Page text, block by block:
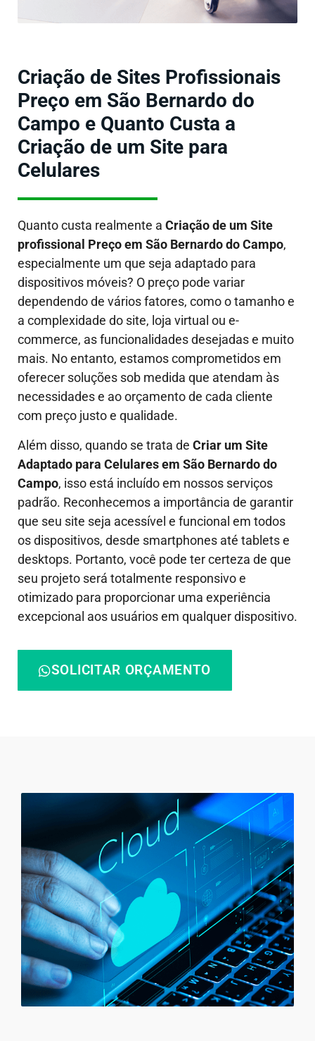
Criação de Sites Profissionais
Preço em São Bernardo do
Campo e Quanto Custa a
Criação de um Site para
Celulares
Quanto custa realmente a Criação de um Site
profissional Preço em São Bernardo do Campo,
especialmente um que seja adaptado para
dispositivos móveis? O preço pode variar
dependendo de vários fatores, como o tamanho e
a complexidade do site, loja virtual ou e-
commerce, as funcionalidades desejadas e muito
mais. No entanto, estamos comprometidos em
oferecer soluções sob medida que atendam às
necessidades e ao orçamento de cada cliente
com preço justo e qualidade.
Além disso, quando se trata de Criar um Site
Adaptado para Celulares em São Bernardo do
Campo, isso está incluído em nossos serviços
padrão. Reconhecemos a importância de garantir
que seu site seja acessível e funcional em todos
os dispositivos, desde smartphones até tablets e
desktops. Portanto, você pode ter certeza de que
seu projeto será totalmente responsivo e
otimizado para proporcionar uma experiência
excepcional aos usuários em qualquer dispositivo.
SOLICITAR ORÇAMENTO